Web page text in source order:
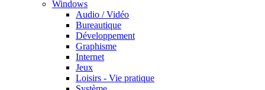
Windows
Audio / Vidéo
Bureautique
Développement
Graphisme
Internet
Jeux
Loisirs - Vie pratique